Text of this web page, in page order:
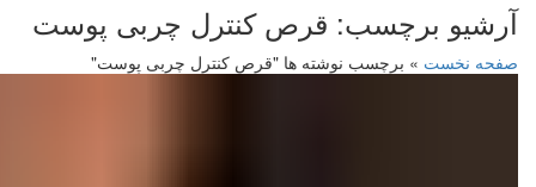
آرشیو برچسب: قرص کنترل چربی پوست
صفحه نخست » برچسب نوشته ها "قرص کنترل چربی پوست"